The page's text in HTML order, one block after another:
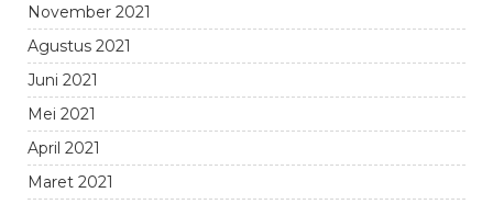
November 2021
Agustus 2021
Juni 2021
Mei 2021
April 2021
Maret 2021